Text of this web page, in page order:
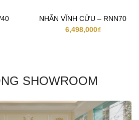
NHẪN VĨNH CỬU – RNN70
6,498,000₫
SHOWROOM